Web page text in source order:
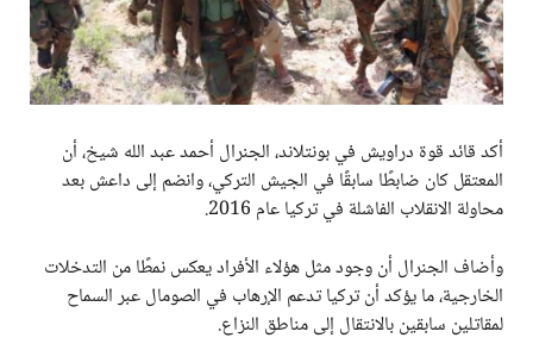
أكد قائد قوة دراويش في بونتلاند، الجنرال أحمد عبد الله شيخ، أن
المعتقل كان ضابطًا سابقًا في الجيش التركي، وانضم إلى داعش بعد
محاولة الانقلاب الفاشلة في تركيا عام 2016.
وأضاف الجنرال أن وجود مثل هؤلاء الأفراد يعكس نمطًا من التدخلات
الخارجية، ما يؤكد أن تركيا تدعم الإرهاب في الصومال عبر السماح
لمقاتلين سابقين بالانتقال إلى مناطق النزاع.